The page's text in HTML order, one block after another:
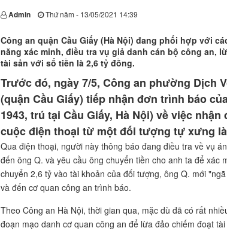
Admin Thứ năm - 13/05/2021 14:39
Công an quận Cầu Giấy (Hà Nội) đang phối hợp với
năng xác minh, điều tra vụ giả danh cán bộ công an,
tài sản với số tiền là 2,6 tỷ đồng.
Trước đó, ngày 7/5, Công an phường Dịch
(quận Cầu Giấy) tiếp nhận đơn trình báo
1943, trú tại Cầu Giấy, Hà Nội) về việc
cuộc điện thoại từ một đối tượng tự xưng
Qua điện thoại, người này thông báo đang điều tra về vụ
đến ông Q. và yêu cầu ông chuyển tiền cho anh ta để xác
chuyển 2,6 tỷ vào tài khoản của đối tượng, ông Q. mới
và đến cơ quan công an trình báo.
Theo Công an Hà Nội, thời gian qua, mặc dù đã có rất
đoạn mạo danh cơ quan công an để lừa đảo chiếm đoạt